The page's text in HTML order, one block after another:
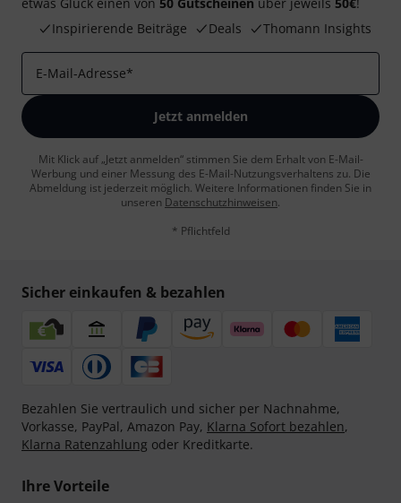
Inspirierende Beiträge
Deals Thomann Insights
E-Mail-Adresse*
Jetzt anmelden
Mit Klick auf „Jetzt anmelden“ stimmen Sie dem Erhalt von E-Mail-
Werbung und einer Messung des E-Mail-Nutzungsverhaltens zu. Die
Abmeldung ist jederzeit möglich. Weitere Informationen finden Sie in
unseren Datenschutzhinweisen.
* Pflichtfeld
Sicher einkaufen & bezahlen
Bezahlen Sie vertraulich und sicher per Nachnahme,
Vorkasse, PayPal, Amazon Pay, Klarna Sofort bezahlen,
Klarna Ratenzahlung oder Kreditkarte.
Ihre Vorteile